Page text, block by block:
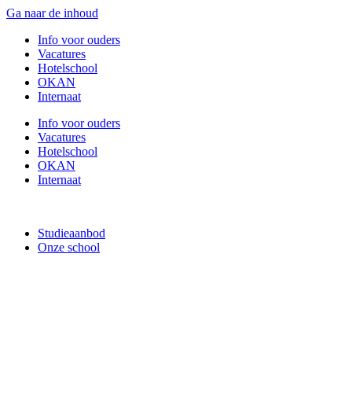
Ga naar de inhoud
Info voor ouders
Vacatures
Hotelschool
OKAN
Internaat
Info voor ouders
Vacatures
Hotelschool
OKAN
Internaat
Studieaanbod
Onze school